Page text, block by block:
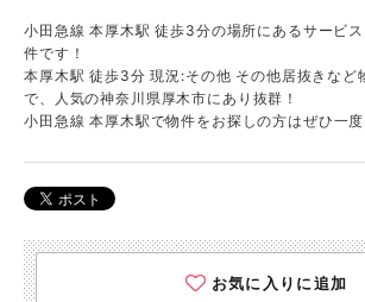
小田急線 本厚木駅 徒歩3分の場所にあるサービ
件です！
本厚木駅 徒歩3分 現況:その他 その他居抜きなど
で、人気の神奈川県厚木市にあり抜群！
小田急線 本厚木駅で物件をお探しの方はぜひ一度
お気に入りに追加